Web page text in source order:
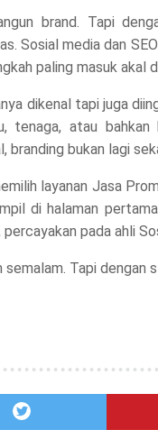
brand. Tapi
Sosial media dan
paling masuk
dikenal tapi juga
tenaga, atau
branding bukan lagi
layanan Jasa
di halaman
pada ahli
Tapi dengan